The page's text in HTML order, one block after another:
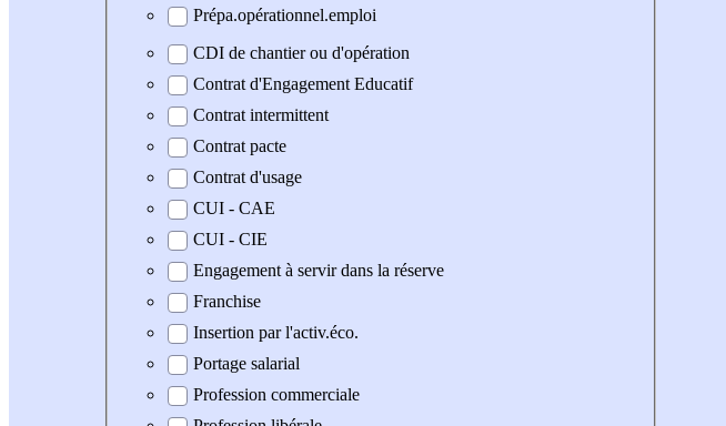
Prépa.opérationnel.emploi
CDI de chantier ou d'opération
Contrat d'Engagement Educatif
Contrat intermittent
Contrat pacte
Contrat d'usage
CUI - CAE
CUI - CIE
Engagement à servir dans la réserve
Franchise
Insertion par l'activ.éco.
Portage salarial
Profession commerciale